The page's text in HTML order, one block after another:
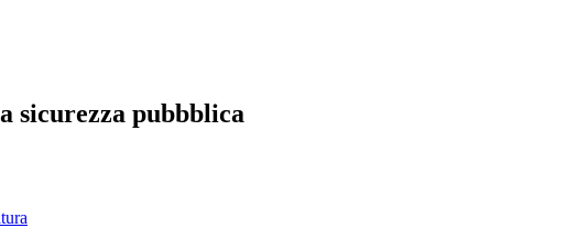
sicurezza pubbblica